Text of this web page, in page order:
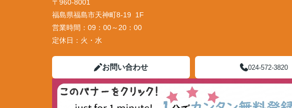
〒960-8001
福島県福島市天神町8-19 1F
営業時間： 09：00～20：00
定休日： 火・水
お問い合わせ 024-572-3820